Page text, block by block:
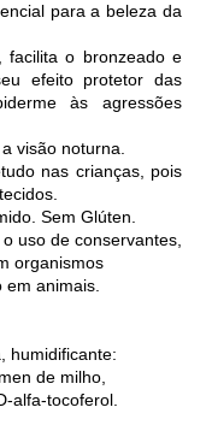
para a beleza da
facilita o bronzeado e
efeito protetor das
às agressões
visão noturna.
nas crianças, pois
Sem Glúten.
uso de conservantes,
organismos
animais.
humidificante:
de milho,
alfa-tocoferol.